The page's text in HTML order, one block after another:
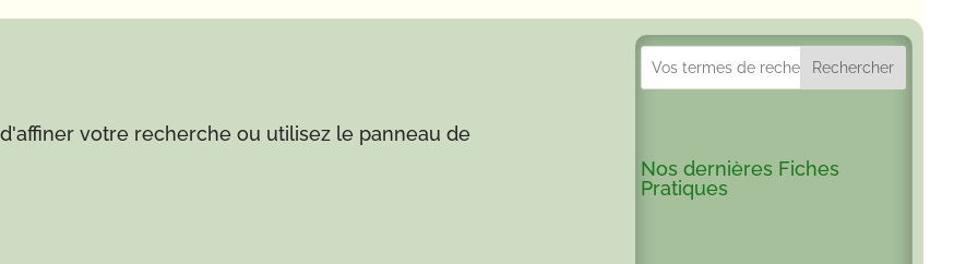
votre recherche ou utilisez le panneau de
Rechercher
Nos dernières Fiches
Pratiques